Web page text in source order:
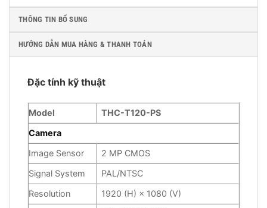
THÔNG TIN BỔ SUNG
HƯỚNG DẪN MUA HÀNG & THANH TOÁN
Đặc tính kỹ thuật
Model
THC-T120-PS
Camera
Image Sensor
2 MP CMOS
Signal System
PAL/NTSC
Resolution
1920 (H) × 1080 (V)